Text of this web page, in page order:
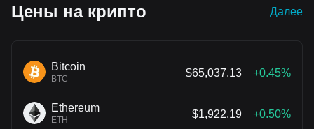
Цены на крипто Далее
Bitcoin
BTC
$65,037.13 +0.45%
Ethereum
ETH
$1,922.19 +0.50%